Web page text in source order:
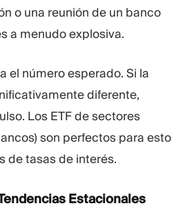
o una reunión de un banco
a menudo explosiva.
el número esperado. Si la
diferente,
Los ETF de sectores
son perfectos para esto
de tasas de interés.
Estacionales